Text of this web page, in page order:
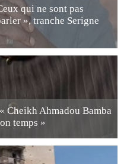
qui ne sont pas
», tranche Serigne
Cheikh Ahmadou Bamba
temps »